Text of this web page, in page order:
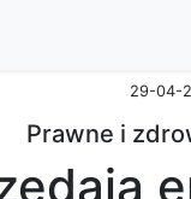
29-04-
Prawne i